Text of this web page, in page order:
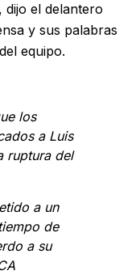
, dijo el delantero
y sus palabras
equipo.
los
a Luis
ruptura del
a un
de
a su